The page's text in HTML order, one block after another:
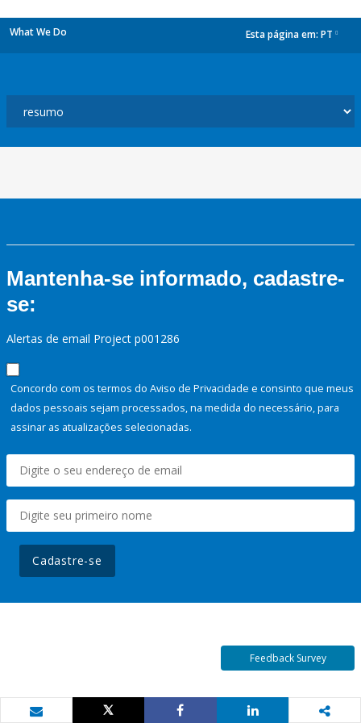
What We Do Esta página em: PT
Mantenha-se informado, cadastre-
se:
Alertas de email Project p001286
Concordo com os termos do Aviso de Privacidade e consinto que meus
dados pessoais sejam processados, na medida do necessário, para
assinar as atualizações selecionadas.
Cadastre-se
Feedback Survey